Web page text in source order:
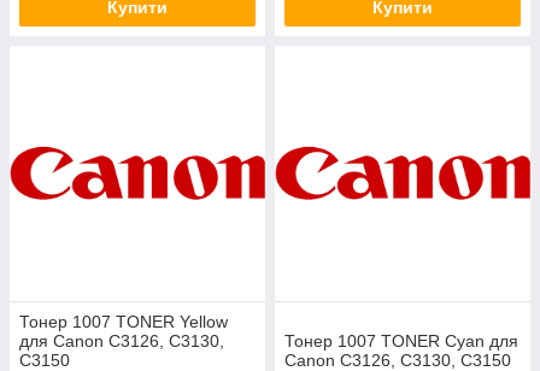
Купити Купити
Тонер 1007 TONER Yellow
для Canon C3126, C3130,
C3150
Тонер 1007 TONER Cyan для
Canon C3126, C3130, C3150